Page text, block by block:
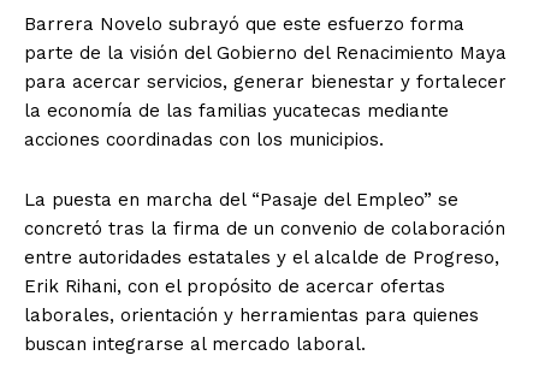
Barrera Novelo subrayó que este esfuerzo forma
parte de la visión del Gobierno del Renacimiento Maya
para acercar servicios, generar bienestar y fortalecer
la economía de las familias yucatecas mediante
acciones coordinadas con los municipios.
La puesta en marcha del “Pasaje del Empleo” se
concretó tras la firma de un convenio de colaboración
entre autoridades estatales y el alcalde de Progreso,
Erik Rihani, con el propósito de acercar ofertas
laborales, orientación y herramientas para quienes
buscan integrarse al mercado laboral.